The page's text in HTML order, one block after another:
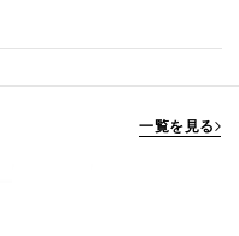
一覧を見る